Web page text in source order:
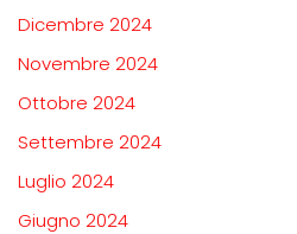
Dicembre 2024
Novembre 2024
Ottobre 2024
Settembre 2024
Luglio 2024
Giugno 2024